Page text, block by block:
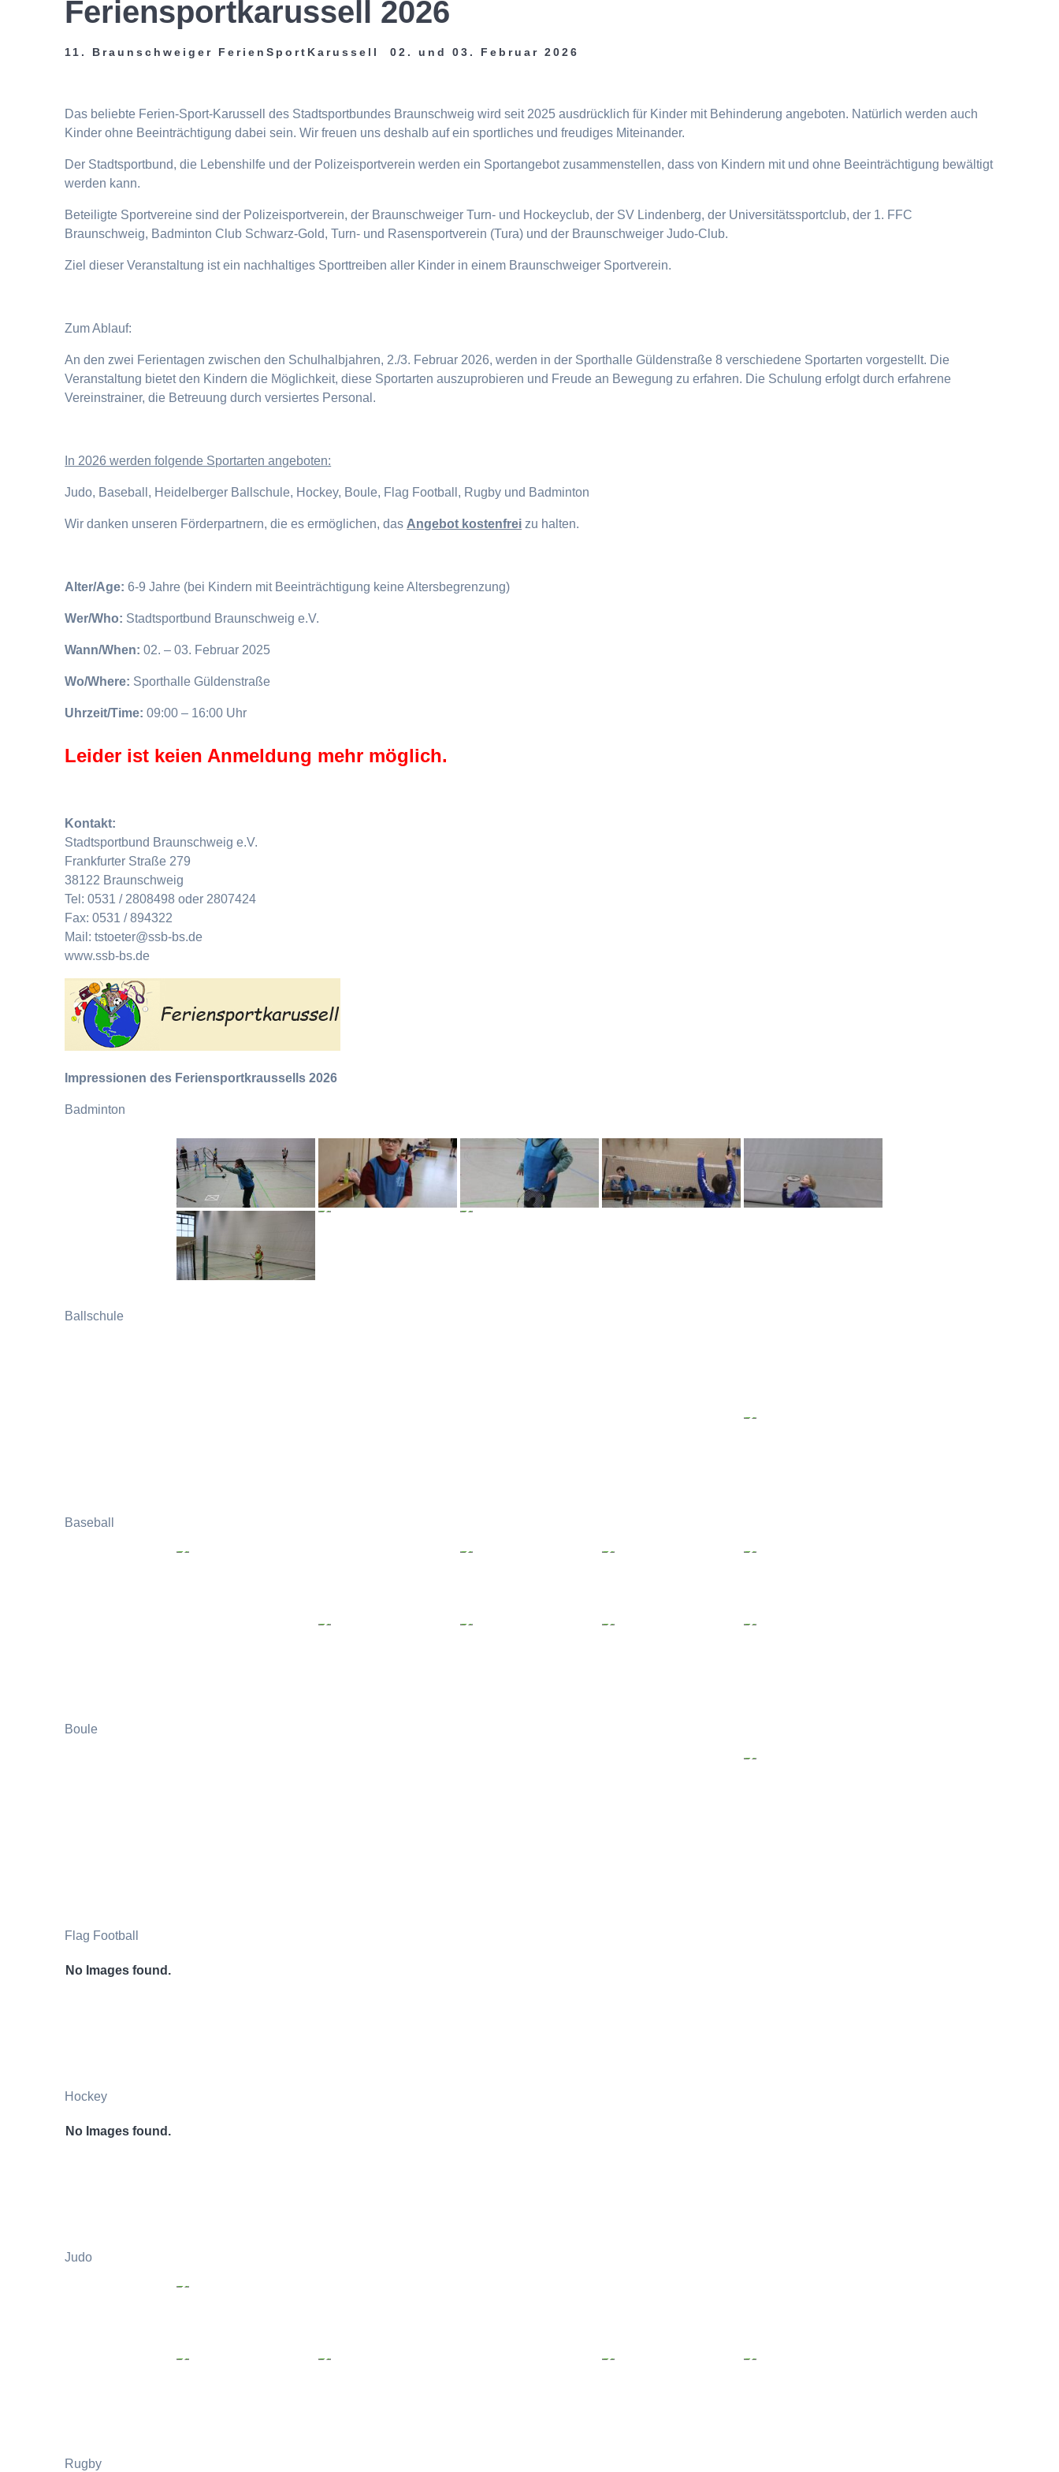
Feriensportkarussell 2026
11. Braunschweiger FerienSportKarussell 02. und 03. Februar 2026
Das beliebte Ferien-Sport-Karussell des Stadtsportbundes Braunschweig wird seit 2025 ausdrücklich für Kinder mit Behinderung angeboten. Natürlich werden auch
Kinder ohne Beeinträchtigung dabei sein. Wir freuen uns deshalb auf ein sportliches und freudiges Miteinander.
Der Stadtsportbund, die Lebenshilfe und der Polizeisportverein werden ein Sportangebot zusammenstellen, dass von Kindern mit und ohne Beeinträchtigung bewältigt
werden kann.
Beteiligte Sportvereine sind der Polizeisportverein, der Braunschweiger Turn- und Hockeyclub, der SV Lindenberg, der Universitätssportclub, der 1. FFC
Braunschweig, Badminton Club Schwarz-Gold, Turn- und Rasensportverein (Tura) und der Braunschweiger Judo-Club.
Ziel dieser Veranstaltung ist ein nachhaltiges Sporttreiben aller Kinder in einem Braunschweiger Sportverein.
Zum Ablauf:
An den zwei Ferientagen zwischen den Schulhalbjahren, 2./3. Februar 2026, werden in der Sporthalle Güldenstraße 8 verschiedene Sportarten vorgestellt. Die
Veranstaltung bietet den Kindern die Möglichkeit, diese Sportarten auszuprobieren und Freude an Bewegung zu erfahren. Die Schulung erfolgt durch erfahrene
Vereinstrainer, die Betreuung durch versiertes Personal.
n 2026 werden folgende Sportarten angeboten:
Judo, Baseball, Heidelberger Ballschule, Hockey, Boule, Flag Football, Rugby und Badminton
Wir danken unseren Förderpartnern, die es ermöglichen, das Angebot kostenfrei zu halten.
Alter/Age:6-9 Jahre (bei Kindern mit Beeinträchtigung keine Altersbegrenzung)
Wer/Who: Stadtsportbund Braunschweig e.V.
Wann/When:02. – 03. Februar 2025
Wo/Where: Sporthalle Güldenstraße
Uhrzeit/Time:09:00 – 16:00 Uhr
Leider ist keien Anmeldung mehr möglich.
Kontakt:
Stadtsportbund Braunschweig e.V.
Frankfurter Straße 279
38122 Braunschweig
Tel: 0531 / 2808498 oder 2807424
Fax: 0531 / 894322
Mail: tstoeter@ssb-bs.de
www.ssb-bs.de
Impressionen des Feriensportkraussells 2026
Badminton
Ballschule
Baseball
Boule
Flag Football
No Images found.
Hockey
No Images found.
Judo
Rugby